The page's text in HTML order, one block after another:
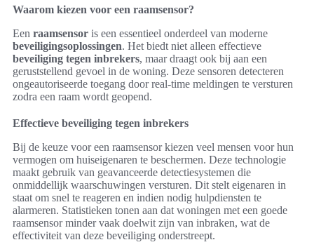
Waarom kiezen voor een raamsensor?
Een raamsensor is een essentieel onderdeel van moderne
beveiligingsoplossingen. Het biedt niet alleen effectieve
beveiliging tegen inbrekers, maar draagt ook bij aan een
geruststellend gevoel in de woning. Deze sensoren detecteren
ongeautoriseerde toegang door real-time meldingen te versturen
zodra een raam wordt geopend.
Effectieve beveiliging tegen inbrekers
Bij de keuze voor een raamsensor kiezen veel mensen voor hun
vermogen om huiseigenaren te beschermen. Deze technologie
maakt gebruik van geavanceerde detectiesystemen die
onmiddellijk waarschuwingen versturen. Dit stelt eigenaren in
staat om snel te reageren en indien nodig hulpdiensten te
alarmeren. Statistieken tonen aan dat woningen met een goede
raamsensor minder vaak doelwit zijn van inbraken, wat de
effectiviteit van deze beveiliging onderstreept.